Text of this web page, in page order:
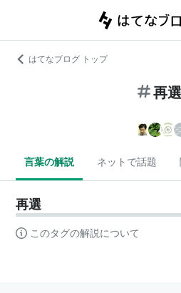
はてなブログ トップ
再選
言葉の解説 ネットで話題
再選
このタグの解説について